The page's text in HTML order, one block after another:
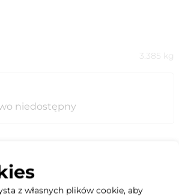
3.385 kg
niedostępny
z własnych plików cookie, aby